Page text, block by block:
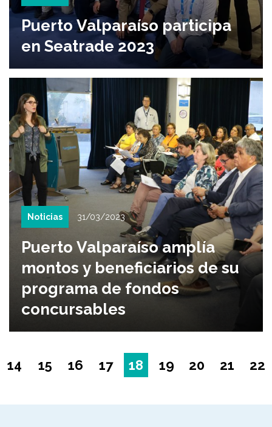
Puerto Valparaíso participa
en Seatrade 2023
Noticias 31/03/2023
Puerto Valparaíso amplía
montos y beneficiarios de su
programa de fondos
concursables
14 15 16 17 18 19 20 21 22